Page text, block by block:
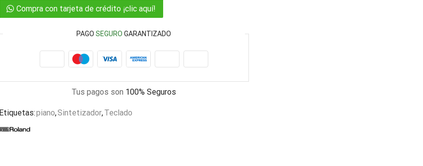
Compra con tarjeta de crédito ¡clic aquí!
PAGOSEGURO GARANTIZADO
Tus pagos son 100% Seguros
Etiquetas:piano,Sintetizador,Teclado